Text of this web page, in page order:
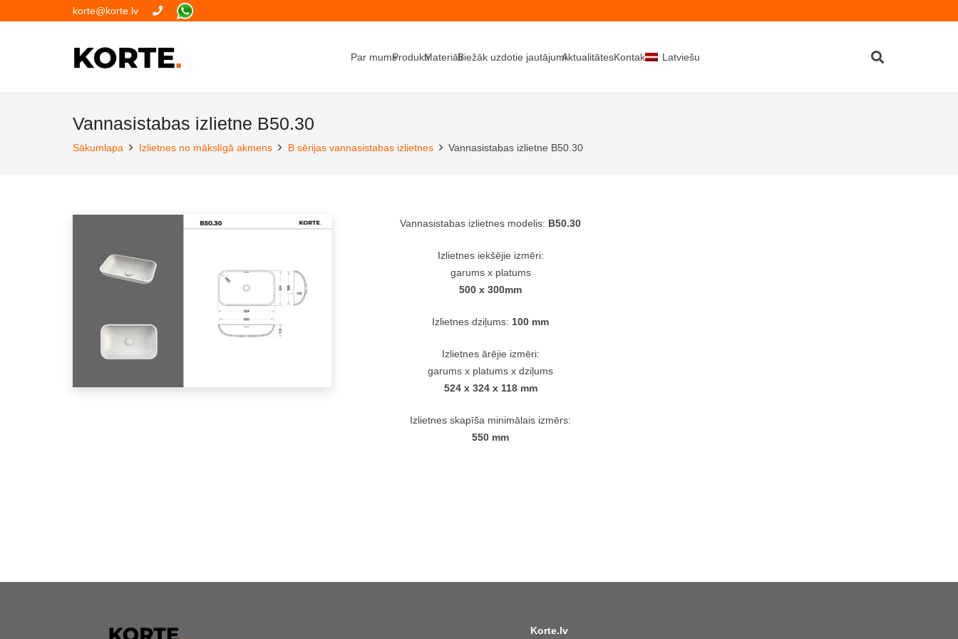
korte@korte.lv
Par mumsProduktiMateriāliBiežāk uzdotie jautājumiAktualitātesKontakti Latviešu
Vannasistabas izlietne B50.30
Sākumlapa Izlietnes no mākslīgā akmens B sērijas vannasistabas izlietnes Vannasistabas izlietne B50.30
Vannasistabas izlietnes modelis: B50.30
Izlietnes iekšējie izmēri:
garums x platums
500 x 300mm
Izlietnes dziļums: 100 mm
Izlietnes ārējie izmēri:
garums x platums x dziļums
524 x 324 x 118 mm
Izlietnes skapīša minimālais izmērs:
550 mm
Korte.lv